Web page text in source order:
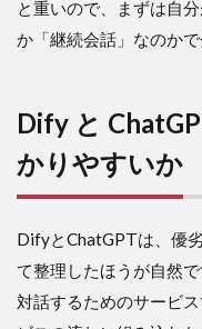
と重いので、まずは自
か「継続会話」なのかで
Dify と
かりやすいか
DifyとChatGPTは、優
て整理したほうが自然
対話するためのサービ